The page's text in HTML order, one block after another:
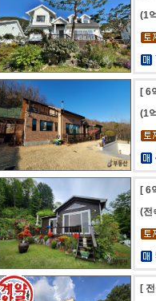
(1
[ 6
(1
[ 6
(전
[